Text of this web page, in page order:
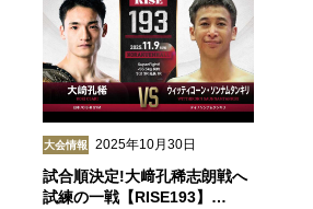
大会情報 2025年10月30日
試合順決定!大﨑孔稀志朗戦へ
試練の一戦【RISE193】…